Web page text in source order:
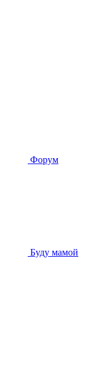
Форум
Буду мамой